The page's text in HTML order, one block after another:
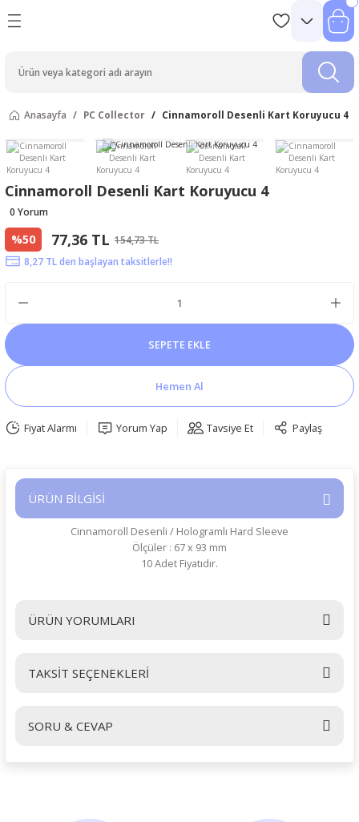
Anasayfa PC Collector Cinnamoroll Desenli Kart Koruyucu 4
Cinnamoroll Desenli Kart Koruyucu 4
0 Yorum
%50 77,36 TL 154,73 TL
8,27 TL den başlayan taksitlerle!!
SEPETE EKLE
Hemen Al
Fiyat Alarmı Yorum Yap Tavsiye Et Paylaş
ÜRÜN BİLGİSİ
Cinnamoroll Desenli / Hologramlı Hard Sleeve
Ölçüler : 67 x 93 mm
10 Adet Fiyatıdır.
ÜRÜN YORUMLARI
Bu ürüne ilk yorumu siz yapın!
TAKSİT SEÇENEKLERİ
SORU & CEVAP